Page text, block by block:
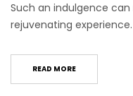
Such an indulgence
rejuvenating
READ MORE